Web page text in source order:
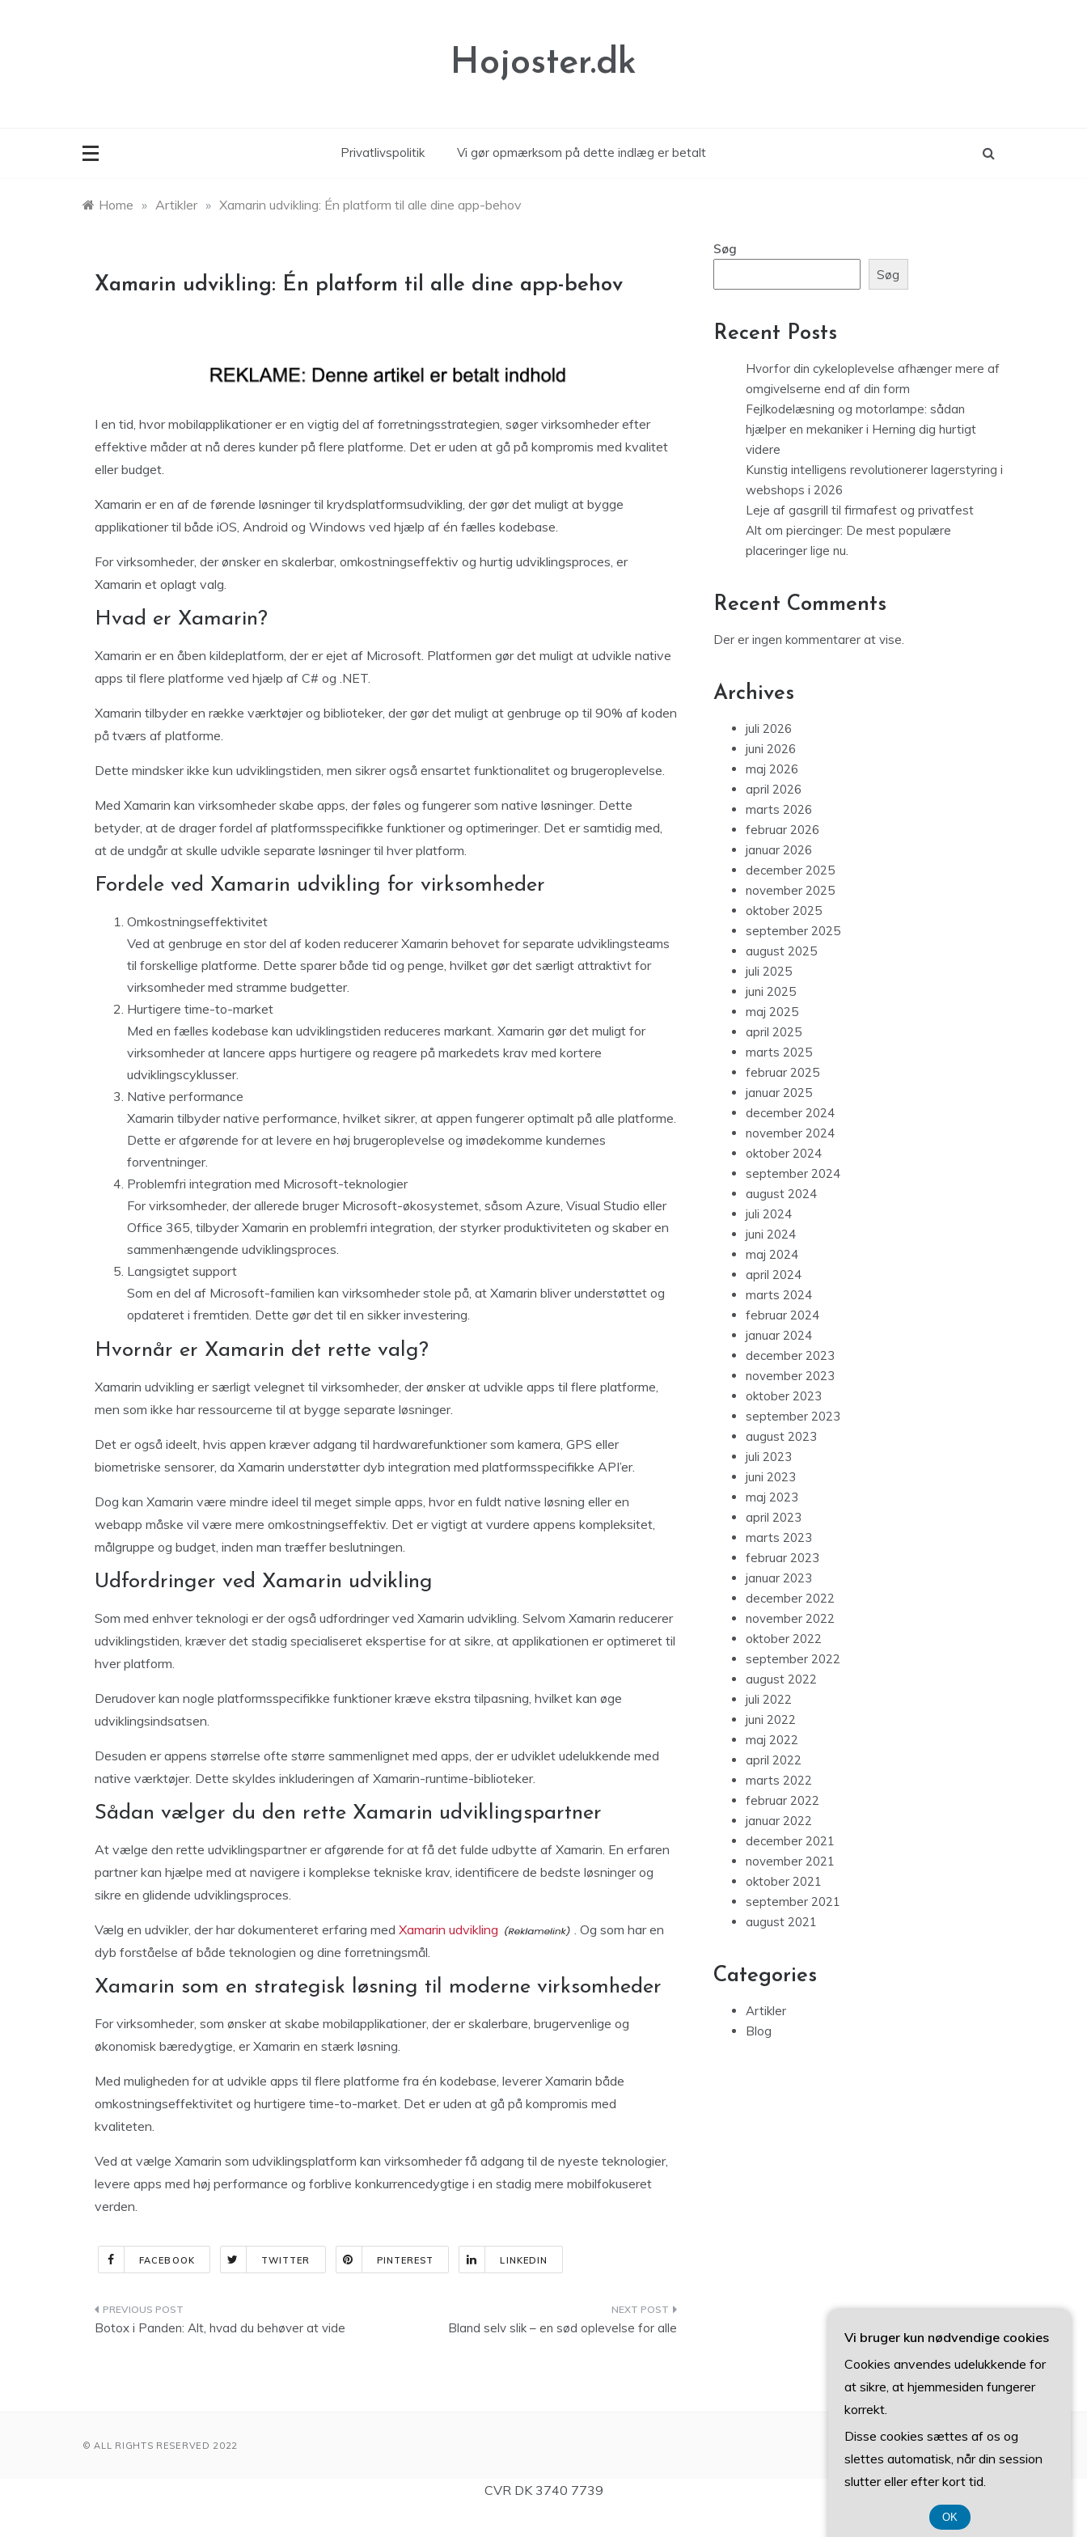
Hojoster.dk
Privatlivspolitik Vi gør opmærksom på dette indlæg er betalt
Home » Artikler » Xamarin udvikling: Én platform til alle dine app-behov
Xamarin udvikling: Én platform til alle dine app-behov
I en tid, hvor mobilapplikationer er en vigtig del af forretningsstrategien, søger virksomheder efter
effektive måder at nå deres kunder på flere platforme. Det er uden at gå på kompromis med kvalitet
eller budget.
Xamarin er en af de førende løsninger til krydsplatformsudvikling, der gør det muligt at bygge
applikationer til både iOS, Android og Windows ved hjælp af én fælles kodebase.
For virksomheder, der ønsker en skalerbar, omkostningseffektiv og hurtig udviklingsproces, er
Xamarin et oplagt valg.
Hvad er Xamarin?
Xamarin er en åben kildeplatform, der er ejet af Microsoft. Platformen gør det muligt at udvikle native
apps til flere platforme ved hjælp af C# og .NET.
Xamarin tilbyder en række værktøjer og biblioteker, der gør det muligt at genbruge op til 90% af koden
på tværs af platforme.
Dette mindsker ikke kun udviklingstiden, men sikrer også ensartet funktionalitet og brugeroplevelse.
Med Xamarin kan virksomheder skabe apps, der føles og fungerer som native løsninger. Dette
betyder, at de drager fordel af platformsspecifikke funktioner og optimeringer. Det er samtidig med,
at de undgår at skulle udvikle separate løsninger til hver platform.
Fordele ved Xamarin udvikling for virksomheder
Omkostningseffektivitet
Ved at genbruge en stor del af koden reducerer Xamarin behovet for separate udviklingsteams
til forskellige platforme. Dette sparer både tid og penge, hvilket gør det særligt attraktivt for
virksomheder med stramme budgetter.
Hurtigere time-to-market
Med en fælles kodebase kan udviklingstiden reduceres markant. Xamarin gør det muligt for
virksomheder at lancere apps hurtigere og reagere på markedets krav med kortere
udviklingscyklusser.
Native performance
Xamarin tilbyder native performance, hvilket sikrer, at appen fungerer optimalt på alle platforme.
Dette er afgørende for at levere en høj brugeroplevelse og imødekomme kundernes
forventninger.
Problemfri integration med Microsoft-teknologier
For virksomheder, der allerede bruger Microsoft-økosystemet, såsom Azure, Visual Studio eller
Office 365, tilbyder Xamarin en problemfri integration, der styrker produktiviteten og skaber en
sammenhængende udviklingsproces.
Langsigtet support
Som en del af Microsoft-familien kan virksomheder stole på, at Xamarin bliver understøttet og
opdateret i fremtiden. Dette gør det til en sikker investering.
Hvornår er Xamarin det rette valg?
Xamarin udvikling er særligt velegnet til virksomheder, der ønsker at udvikle apps til flere platforme,
men som ikke har ressourcerne til at bygge separate løsninger.
Det er også ideelt, hvis appen kræver adgang til hardwarefunktioner som kamera, GPS eller
biometriske sensorer, da Xamarin understøtter dyb integration med platformsspecifikke API’er.
Dog kan Xamarin være mindre ideel til meget simple apps, hvor en fuldt native løsning eller en
webapp måske vil være mere omkostningseffektiv. Det er vigtigt at vurdere appens kompleksitet,
målgruppe og budget, inden man træffer beslutningen.
Udfordringer ved Xamarin udvikling
Som med enhver teknologi er der også udfordringer ved Xamarin udvikling. Selvom Xamarin reducerer
udviklingstiden, kræver det stadig specialiseret ekspertise for at sikre, at applikationen er optimeret til
hver platform.
Derudover kan nogle platformsspecifikke funktioner kræve ekstra tilpasning, hvilket kan øge
udviklingsindsatsen.
Desuden er appens størrelse ofte større sammenlignet med apps, der er udviklet udelukkende med
native værktøjer. Dette skyldes inkluderingen af Xamarin-runtime-biblioteker.
Sådan vælger du den rette Xamarin udviklingspartner
At vælge den rette udviklingspartner er afgørende for at få det fulde udbytte af Xamarin. En erfaren
partner kan hjælpe med at navigere i komplekse tekniske krav, identificere de bedste løsninger og
sikre en glidende udviklingsproces.
Vælg en udvikler, der har dokumenteret erfaring med Xamarin udvikling
. Og som har en
dyb forståelse af både teknologien og dine forretningsmål.
Xamarin som en strategisk løsning til moderne virksomheder
For virksomheder, som ønsker at skabe mobilapplikationer, der er skalerbare, brugervenlige og
økonomisk bæredygtige, er Xamarin en stærk løsning.
Med muligheden for at udvikle apps til flere platforme fra én kodebase, leverer Xamarin både
omkostningseffektivitet og hurtigere time-to-market. Det er uden at gå på kompromis med
kvaliteten.
Ved at vælge Xamarin som udviklingsplatform kan virksomheder få adgang til de nyeste teknologier,
levere apps med høj performance og forblive konkurrencedygtige i en stadig mere mobilfokuseret
verden.
FACEBOOK TWITTER PINTEREST LINKEDIN
Indlægsnavigation
Botox i Panden: Alt, hvad du behøver at vide Bland selv slik – en sød oplevelse for alle
Søg
Søg
Recent Posts
Hvorfor din cykeloplevelse afhænger mere af
omgivelserne end af din form
Fejlkodelæsning og motorlampe: sådan
hjælper en mekaniker i Herning dig hurtigt
videre
Kunstig intelligens revolutionerer lagerstyring i
webshops i 2026
Leje af gasgrill til firmafest og privatfest
Alt om piercinger: De mest populære
placeringer lige nu.
Recent Comments
Der er ingen kommentarer at vise.
Archives
juli 2026
juni 2026
maj 2026
april 2026
marts 2026
februar 2026
januar 2026
december 2025
november 2025
oktober 2025
september 2025
august 2025
juli 2025
juni 2025
maj 2025
april 2025
marts 2025
februar 2025
januar 2025
december 2024
november 2024
oktober 2024
september 2024
august 2024
juli 2024
juni 2024
maj 2024
april 2024
marts 2024
februar 2024
januar 2024
december 2023
november 2023
oktober 2023
september 2023
august 2023
juli 2023
juni 2023
maj 2023
april 2023
marts 2023
februar 2023
januar 2023
december 2022
november 2022
oktober 2022
september 2022
august 2022
juli 2022
juni 2022
maj 2022
april 2022
marts 2022
februar 2022
januar 2022
december 2021
november 2021
oktober 2021
september 2021
august 2021
Categories
Artikler
Blog
© ALL RIGHTS RESERVED 2022
CVR DK 3740 7739
Vi bruger kun nødvendige cookies
Cookies anvendes udelukkende for
at sikre, at hjemmesiden fungerer
korrekt.
Disse cookies sættes af os og
slettes automatisk, når din session
slutter eller efter kort tid.
OK